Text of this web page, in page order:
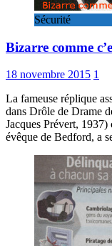
Sécurité
Bizarre comme
18 novembre 2015 1
La fameuse réplique
dans Drôle de Drame
Jacques Prévert,
évêque de Bedford, a